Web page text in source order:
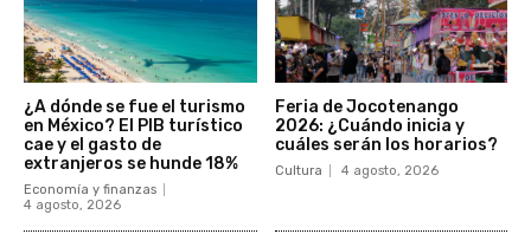
¿A dónde se fue el turismo
en México? El PIB turístico
cae y el gasto de
extranjeros se hunde 18%
Economía y finanzas
4 agosto, 2026
Feria de Jocotenango
2026: ¿Cuándo inicia y
cuáles serán los horarios?
Cultura 4 agosto, 2026